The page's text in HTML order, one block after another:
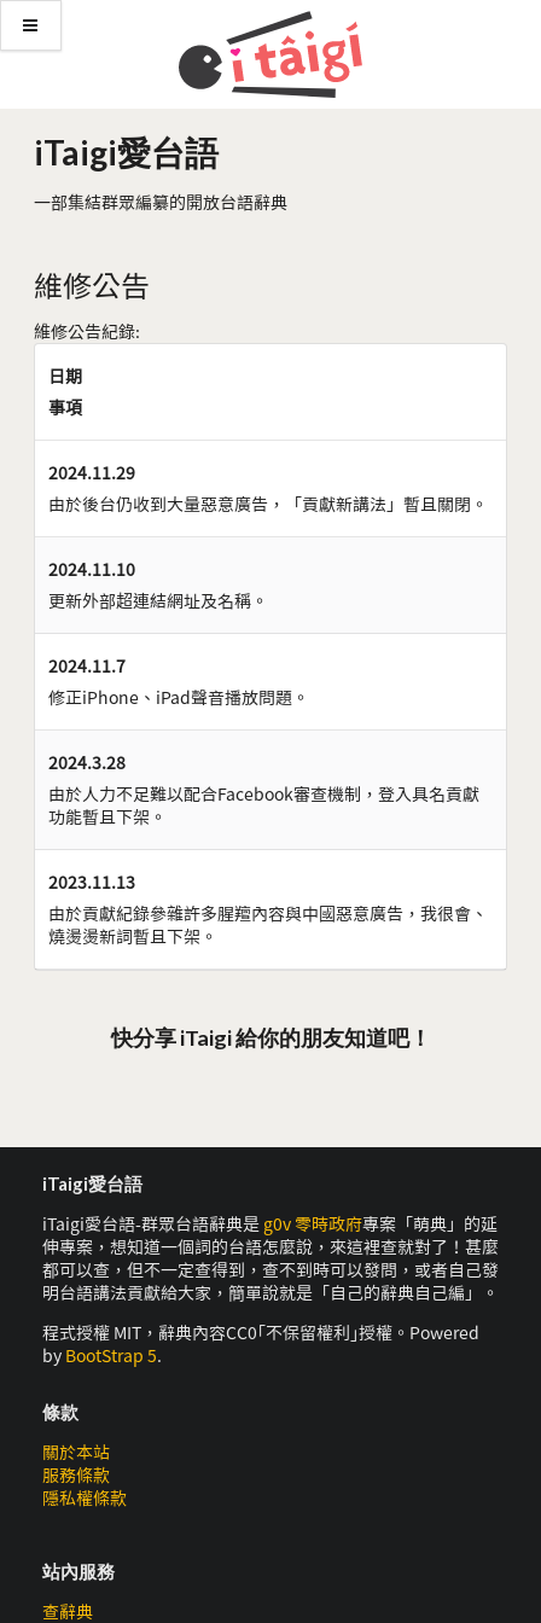
iTaigi愛台語
一部集結群眾編纂的開放台語辭典
維修公告
維修公告紀錄:
日期
事項
2024.11.29
由於後台仍收到大量惡意廣告，「貢獻新講法」暫且關閉。
2024.11.10
更新外部超連結網址及名稱。
2024.11.7
修正iPhone、iPad聲音播放問題。
2024.3.28
由於人力不足難以配合Facebook審查機制，登入具名貢獻
功能暫且下架。
2023.11.13
由於貢獻紀錄參雜許多腥羶內容與中國惡意廣告，我很會、
燒燙燙新詞暫且下架。
快分享 iTaigi 給你的朋友知道吧！
iTaigi愛台語
iTaigi愛台語-群眾台語辭典是 g0v 零時政府專案「萌典」的延
伸專案，想知道一個詞的台語怎麼說，來這裡查就對了！甚麼
都可以查，但不一定查得到，查不到時可以發問，或者自己發
明台語講法貢獻給大家，簡單說就是「自己的辭典自己編」。
程式授權 MIT，辭典內容CC0｢不保留權利｣授權。Powered
by BootStrap 5.
條款
關於本站
服務條款
隱私權條款
站內服務
查辭典